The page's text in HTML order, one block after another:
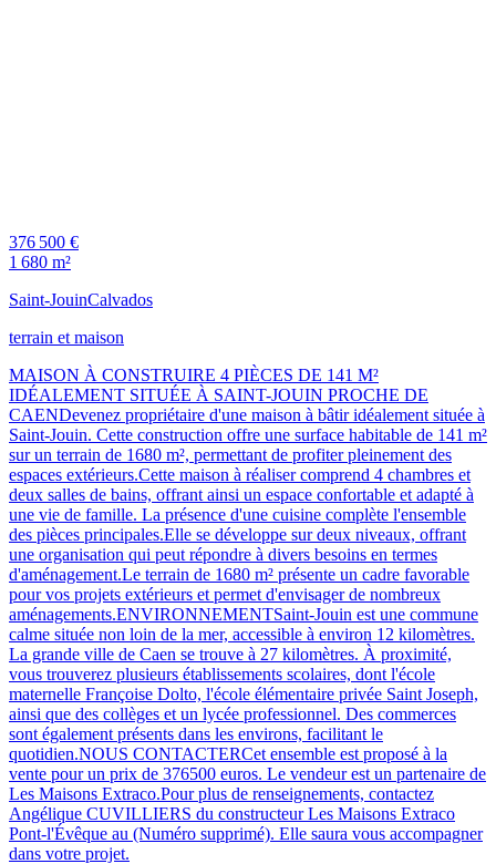
376 500 €
1 680 m²
Saint-JouinCalvados
terrain et maison
MAISON À CONSTRUIRE 4 PIÈCES DE 141 M²
IDÉALEMENT SITUÉE À SAINT-JOUIN PROCHE DE
CAENDevenez propriétaire d'une maison à bâtir idéalement située à
Saint-Jouin. Cette construction offre une surface habitable de 141 m²
sur un terrain de 1680 m², permettant de profiter pleinement des
espaces extérieurs.Cette maison à réaliser comprend 4 chambres et
deux salles de bains, offrant ainsi un espace confortable et adapté à
une vie de famille. La présence d'une cuisine complète l'ensemble
des pièces principales.Elle se développe sur deux niveaux, offrant
une organisation qui peut répondre à divers besoins en termes
d'aménagement.Le terrain de 1680 m² présente un cadre favorable
pour vos projets extérieurs et permet d'envisager de nombreux
aménagements.ENVIRONNEMENTSaint-Jouin est une commune
calme située non loin de la mer, accessible à environ 12 kilomètres.
La grande ville de Caen se trouve à 27 kilomètres. À proximité,
vous trouverez plusieurs établissements scolaires, dont l'école
maternelle Françoise Dolto, l'école élémentaire privée Saint Joseph,
ainsi que des collèges et un lycée professionnel. Des commerces
sont également présents dans les environs, facilitant le
quotidien.NOUS CONTACTERCet ensemble est proposé à la
vente pour un prix de 376500 euros. Le vendeur est un partenaire de
Les Maisons Extraco.Pour plus de renseignements, contactez
Angélique CUVILLIERS du constructeur Les Maisons Extraco
Pont-l'Évêque au (Numéro supprimé). Elle saura vous accompagner
dans votre projet.